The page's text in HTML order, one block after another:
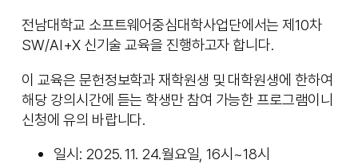
전남대학교 소프트웨어중심대학사업단에서는 제10차
SW/AI+X 신기술 교육을 진행하고자 합니다.
이 교육은 문헌정보학과 재학원생 및 대학원생에 한하여
해당 강의시간에 듣는 학생만 참여 가능한 프로그램이니
신청에 유의 바랍니다.
일시: 2025. 11. 24.월요일, 16시~18시